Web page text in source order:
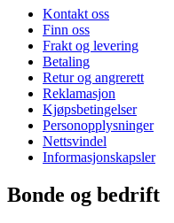
Kontakt oss
Finn oss
Frakt og levering
Betaling
Retur og angrerett
Reklamasjon
Kjøpsbetingelser
Personopplysninger
Nettsvindel
Informasjonskapsler
Bonde og bedrift